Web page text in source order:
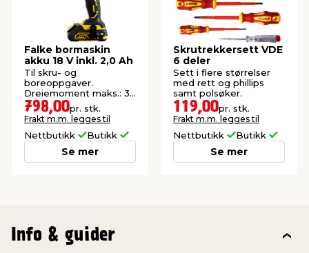
Falke bormaskin
akku 18 V inkl. 2,0 Ah
Til skru- og
boreoppgaver.
Dreiemoment maks.: 35
Nm, Hastighet: 0–1400
o/min og LED-lys. Inkl.
batteri og lader.
798,00pr. stk.
Frakt m.m. legges til
Nettbutikk Butikk
Se mer
Skrutrekkersett VDE
6 deler
Sett i flere størrelser
med rett og phillips
samt polsøker.
119,00pr. stk.
Frakt m.m. legges til
Nettbutikk Butikk
Se mer
Info & guider